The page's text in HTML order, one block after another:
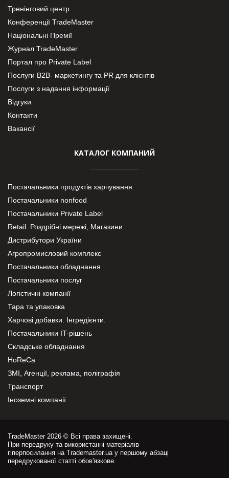
Тренінговий центр
Конференції TradeMaster
Національні Премії
Журнал TradeMaster
Портал про Private Label
Послуги В2В- маркетингу та PR для клієнтів
Послуги з надання інформації
Відгуки
Контакти
Вакансії
КАТАЛОГ КОМПАНИЙ
Постачальники продуктів харчування
Постачальники nonfood
Постачальники Private Label
Retail. Роздрібні мережі, Магазини
Дистрибутори України
Агропромисловий комплекс
Постачальники обладнання
Постачальники послуг
Логістичні компанії
Тара та упаковка
Харчові добавки. Інгредієнти.
Постачальники IT-рішень
Складське обладнання
HoReCa
ЗМІ, Агенції, реклама, поліграфія
Транспорт
Іноземні компанії
TradeMaster 2026 © Всі права захищені.
При передруку та використанні матеріалів
гіперпосилання на Trademaster.ua у першому абзаці
передрукованої статті обов'язкове.